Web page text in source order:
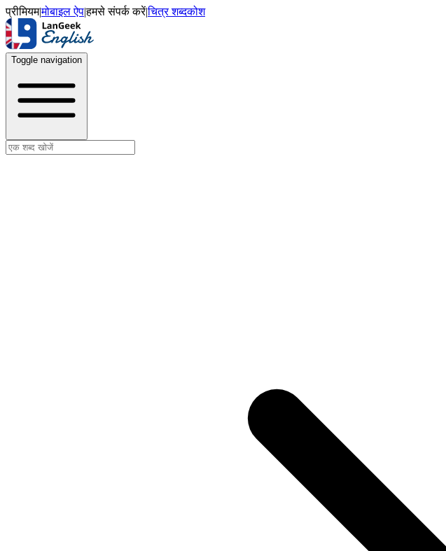
प्रीमियम|मोबाइल ऐप|हमसे संपर्क करें|चित्र शब्दकोश
Toggle navigation